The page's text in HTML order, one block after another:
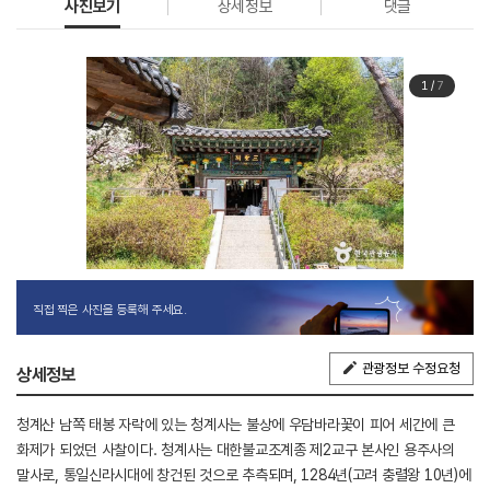
사진보기 상세정보 댓글
1/ 7
직접 찍은 사진을 등록해 주세요.
상세정보 관광정보 수정요청
청계산 남쪽 태봉 자락에 있는 청계사는 불상에 우담바라꽃이 피어 세간에 큰
화제가 되었던 사찰이다. 청계사는 대한불교조계종 제2교구 본사인 용주사의
말사로, 통일신라시대에 창건된 것으로 추측되며, 1284년(고려 충렬왕 10년)에